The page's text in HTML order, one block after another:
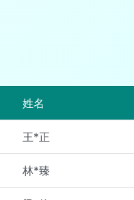
姓名
王*正
林*臻